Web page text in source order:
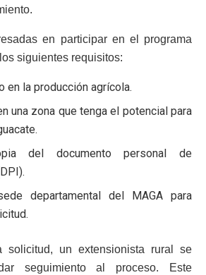
en participar en el programa
siguientes requisitos:
en la producción agrícola.
una zona que tenga el potencial para
del documento personal de
departamental del MAGA para
solicitud, un extensionista rural se
seguimiento al proceso. Este